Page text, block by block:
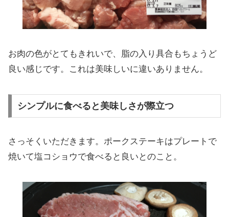
お肉の色がとてもきれいで、脂の入り具合もちょうど
良い感じです。これは美味しいに違いありません。
シンプルに食べると美味しさが際立つ
さっそくいただきます。ポークステーキはプレートで
焼いて塩コショウで食べると良いとのこと。